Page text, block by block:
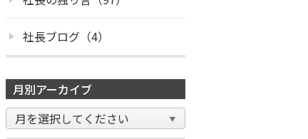
社長ブログ（4）
月別アーカイブ